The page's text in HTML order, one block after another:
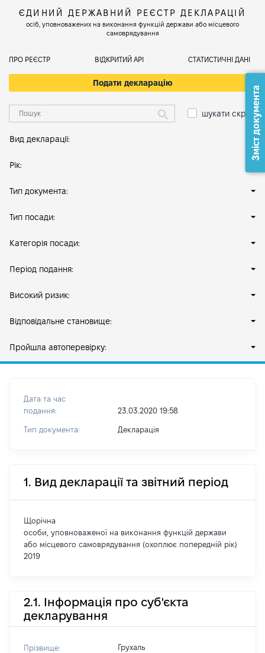
ЄДИНИЙ ДЕРЖАВНИЙ РЕЄСТР ДЕКЛАРАЦІЙ
осіб, уповноважених на виконання функцій держави або місцевого
самоврядування
ПРО РЕЄСТР ВІДКРИТИЙ АРІ СТАТИСТИЧНІ ДАНІ
Подати декларацію
шукати скрізь
Вид декларації:
Рік:
Тип документа:
Тип посади:
Категорія посади:
Період подання:
Високий ризик:
Відповідальне становище:
Пройшла автоперевірку:
Дата та час
подання:
23.03.2020 19:58
Тип документа: Декларація
1. Вид декларації та звітний період
Щорічна
особи, уповноваженої на виконання функцій держави
або місцевого самоврядування (охоплює попередній рік)
2019
2.1. Інформація про суб'єкта
декларування
Прізвище: Грухаль
Зміст документа